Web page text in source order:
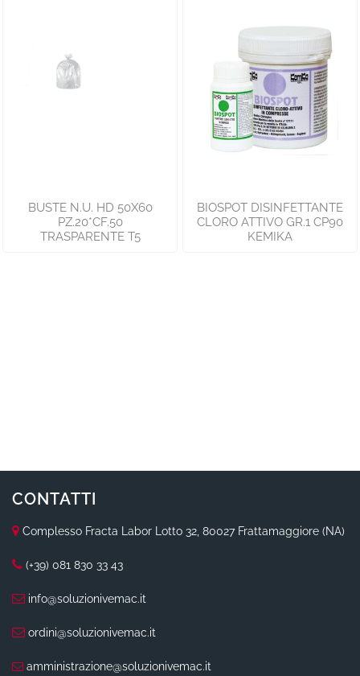
BUSTE N.U. HD 50X60
PZ.20*CF.50
TRASPARENTE T5
BIOSPOT DISINFETTANTE
CLORO ATTIVO GR.1 CP90
KEMIKA
CONTATTI
Complesso Fracta Labor Lotto 32, 80027 Frattamaggiore (NA)
(+39) 081 830 33 43
info@soluzionivemac.it
ordini@soluzionivemac.it
amministrazione@soluzionivemac.it